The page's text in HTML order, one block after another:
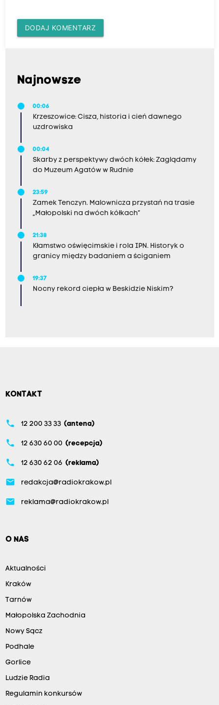
DODAJ KOMENTARZ
Najnowsze
00:06
Krzeszowice: Cisza, historia i cień dawnego
uzdrowiska
00:04
Skarby z perspektywy dwóch kółek: Zaglądamy
do Muzeum Agatów w Rudnie
23:59
Zamek Tenczyn. Malownicza przystań na trasie
„Małopolski na dwóch kółkach”
21:38
Kłamstwo oświęcimskie i rola IPN. Historyk o
granicy między badaniem a ściganiem
19:37
Nocny rekord ciepła w Beskidzie Niskim?
KONTAKT
phone 12 200 33 33 (antena)
phone 12 630 60 00 (recepcja)
phone 12 630 62 06 (reklama)
email redakcja@radiokrakow.pl
email reklama@radiokrakow.pl
O NAS
Aktualności
Kraków
Tarnów
Małopolska Zachodnia
Nowy Sącz
Podhale
Gorlice
Ludzie Radia
Regulamin konkursów